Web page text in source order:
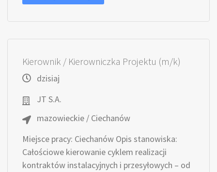
Kierownik / Kierowniczka Projektu (m/k)
dzisiaj
JT S.A.
mazowieckie / Ciechanów
Miejsce pracy: Ciechanów Opis stanowiska:
Całościowe kierowanie cyklem realizacji
kontraktów instalacyjnych i przesyłowych – od